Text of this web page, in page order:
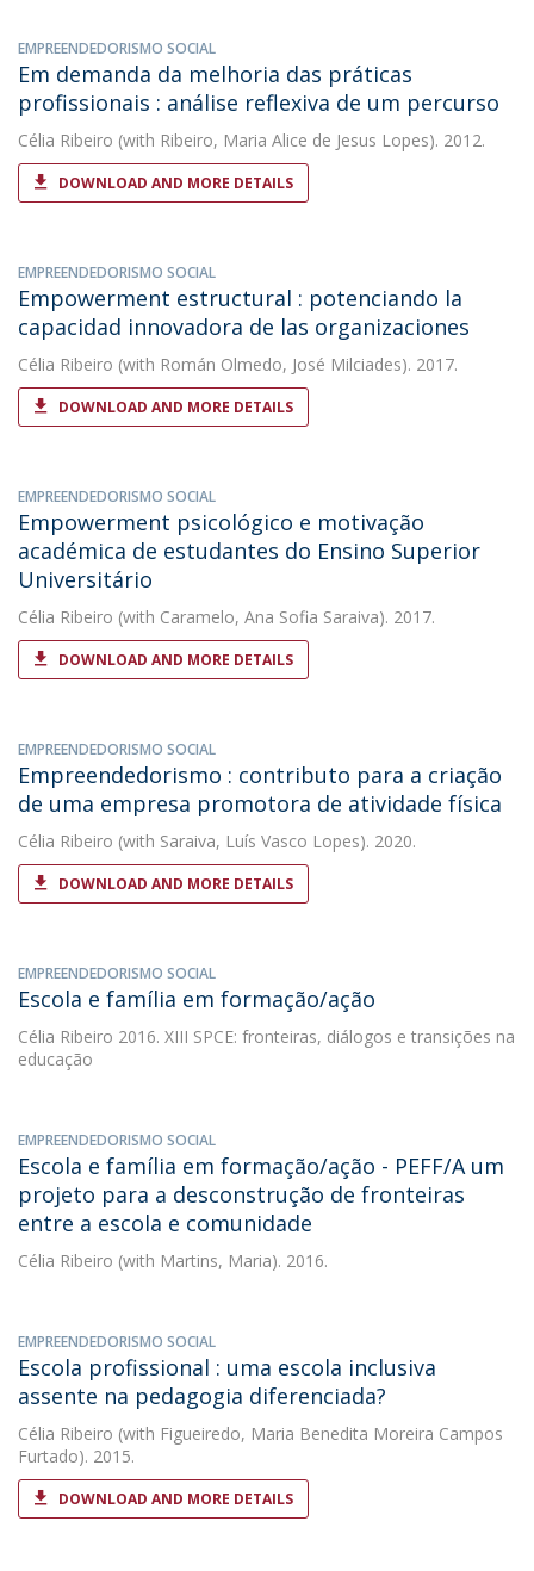
EMPREENDEDORISMO SOCIAL
Em demanda da melhoria das práticas
profissionais : análise reflexiva de um percurso
Célia Ribeiro (with Ribeiro, Maria Alice de Jesus Lopes). 2012.
DOWNLOAD AND MORE DETAILS
EMPREENDEDORISMO SOCIAL
Empowerment estructural : potenciando la
capacidad innovadora de las organizaciones
Célia Ribeiro (with Román Olmedo, José Milciades). 2017.
DOWNLOAD AND MORE DETAILS
EMPREENDEDORISMO SOCIAL
Empowerment psicológico e motivação
académica de estudantes do Ensino Superior
Universitário
Célia Ribeiro (with Caramelo, Ana Sofia Saraiva). 2017.
DOWNLOAD AND MORE DETAILS
EMPREENDEDORISMO SOCIAL
Empreendedorismo : contributo para a criação
de uma empresa promotora de atividade física
Célia Ribeiro (with Saraiva, Luís Vasco Lopes). 2020.
DOWNLOAD AND MORE DETAILS
EMPREENDEDORISMO SOCIAL
Escola e família em formação/ação
Célia Ribeiro 2016. XIII SPCE: fronteiras, diálogos e transições na
educação
EMPREENDEDORISMO SOCIAL
Escola e família em formação/ação - PEFF/A um
projeto para a desconstrução de fronteiras
entre a escola e comunidade
Célia Ribeiro (with Martins, Maria). 2016.
EMPREENDEDORISMO SOCIAL
Escola profissional : uma escola inclusiva
assente na pedagogia diferenciada?
Célia Ribeiro (with Figueiredo, Maria Benedita Moreira Campos
Furtado). 2015.
DOWNLOAD AND MORE DETAILS